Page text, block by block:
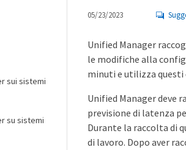
sui sistemi
su sistemi
05/23/2023
Unified Manager
le modifiche alla
minuti e utilizza
Unified Manager deve
previsione di latenza
Durante la raccolta di
di lavoro. Dopo aver